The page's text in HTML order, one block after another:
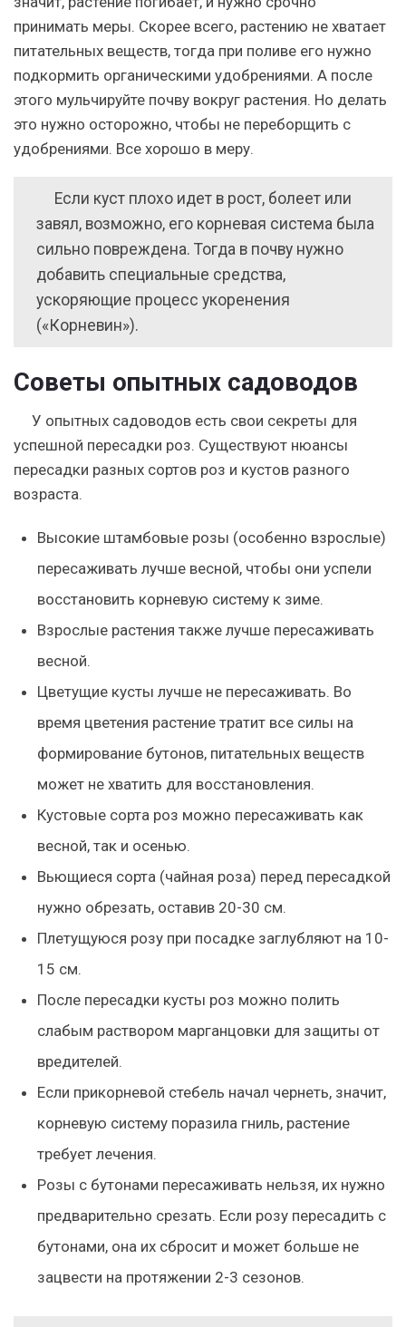
принимать меры. Скорее всего, растению не хватает
питательных веществ, тогда при поливе его нужно
подкормить органическими удобрениями. А после
этого мульчируйте почву вокруг растения. Но делать
это нужно осторожно, чтобы не переборщить с
удобрениями. Все хорошо в меру.
Если куст плохо идет в рост, болеет или
завял, возможно, его корневая система была
сильно повреждена. Тогда в почву нужно
добавить специальные средства,
ускоряющие процесс укоренения
(«Корневин»).
Советы опытных садоводов
У опытных садоводов есть свои секреты для
успешной пересадки роз. Существуют нюансы
пересадки разных сортов роз и кустов разного
возраста.
Высокие штамбовые розы (особенно взрослые)
пересаживать лучше весной, чтобы они успели
восстановить корневую систему к зиме.
Взрослые растения также лучше пересаживать
весной.
Цветущие кусты лучше не пересаживать. Во
время цветения растение тратит все силы на
формирование бутонов, питательных веществ
может не хватить для восстановления.
Кустовые сортароз можно пересаживать как
весной, так и осенью.
Вьющиеся сорта(чайная роза) перед пересадкой
нужно обрезать, оставив 20-30 см.
Плетущуюся розупри посадке заглубляют на 10-
15 см.
После пересадки кусты роз можно полить
слабым раствором марганцовки для защиты от
вредителей.
Если прикорневой стебель начал чернеть, значит,
корневую систему поразила гниль, растение
требует лечения.
Розы с бутонами пересаживать нельзя, их нужно
предварительно срезать. Если розу пересадить с
бутонами, она их сбросит и может больше не
зацвести на протяжении 2-3 сезонов.